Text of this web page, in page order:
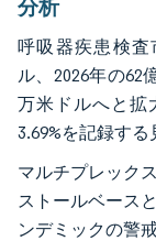
分析
呼吸器疾患検査
ル、2026年の62
万米ドルへと拡
3.69%を記録する
マルチプレック
ストールベース
ンデミックの警